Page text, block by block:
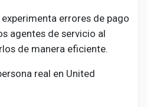
errores de pago
agentes de servicio al
de manera eficiente.
real en United